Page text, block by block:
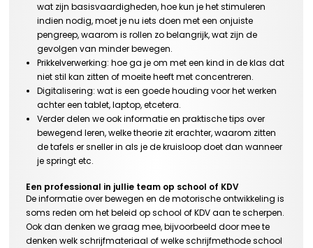
wat zijn basisvaardigheden, hoe kun je het stimuleren
indien nodig, moet je nu iets doen met een onjuiste
pengreep, waarom is rollen zo belangrijk, wat zijn de
gevolgen van minder bewegen.
Prikkelverwerking: hoe ga je om met een kind in de klas dat
niet stil kan zitten of moeite heeft met concentreren.
Digitalisering: wat is een goede houding voor het werken
achter een tablet, laptop,etcetera.
Verderdelen we ook informatie en praktische tips over
bewegend leren, welke theorie zit erachter, waarom zitten
de tafels er sneller in als je de kruisloop doet dan wanneer
je springt etc.
Een professional in jullie team op school of KDV
De informatie over bewegen en de motorische ontwikkelingis
soms reden om het beleid op school of KDVaan te scherpen.
Ook dan denken we graag mee,bijvoorbeeld doormee te
denken welk schrijfmateriaal of welke schrijfmethode school